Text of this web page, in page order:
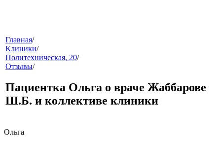
меню
звонок
Главная/
Клиники/
Политехническая, 20/
Отзывы/
Пациентка Ольга о враче Жаббарове
Ш.Б. и коллективе клиники
Ольга